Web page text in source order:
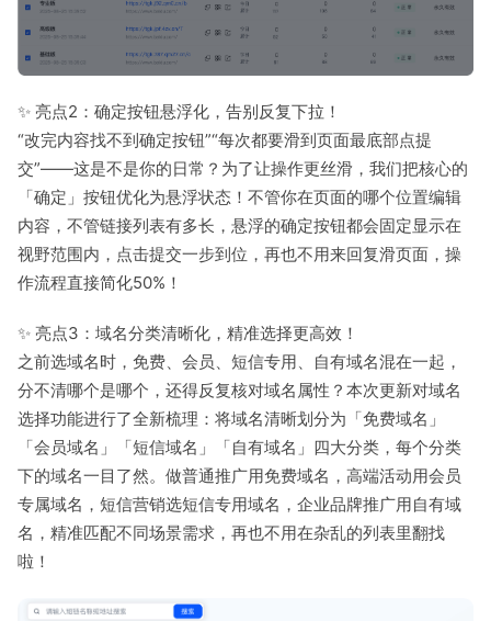
✨ 亮点2：确定按钮悬浮化，告别反复下拉！
“改完内容找不到确定按钮”“每次都要滑到页面最底部点提
交”——这是不是你的日常？为了让操作更丝滑，我们把核心的
「确定」按钮优化为悬浮状态！不管你在页面的哪个位置编辑
内容，不管链接列表有多长，悬浮的确定按钮都会固定显示在
视野范围内，点击提交一步到位，再也不用来回复滑页面，操
作流程直接简化50%！
✨ 亮点3：域名分类清晰化，精准选择更高效！
之前选域名时，免费、会员、短信专用、自有域名混在一起，
分不清哪个是哪个，还得反复核对域名属性？本次更新对域名
选择功能进行了全新梳理：将域名清晰划分为「免费域名」
「会员域名」「短信域名」「自有域名」四大分类，每个分类
下的域名一目了然。做普通推广用免费域名，高端活动用会员
专属域名，短信营销选短信专用域名，企业品牌推广用自有域
名，精准匹配不同场景需求，再也不用在杂乱的列表里翻找
啦！